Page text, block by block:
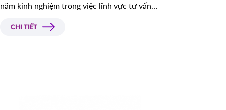
năm kinh nghiệm trong việc lĩnh vực tư vấn
đầu trong tư vấn du học Úc, đã đưa thành
CHI TIẾT